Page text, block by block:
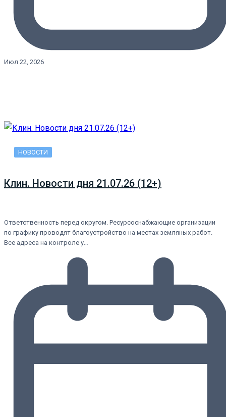
Июл 22, 2026
НОВОСТИ
Клин. Новости дня 21.07.26 (12+)
Ответственность перед округом. Ресурсоснабжающие организации
по графику проводят благоустройство на местах земляных работ.
Все адреса на контроле у…